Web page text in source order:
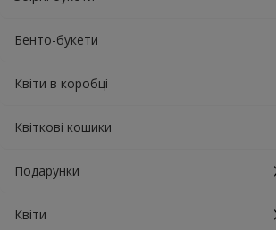
Бенто-букети
Квіти в коробці
Квіткові кошики
Подарунки
Квіти